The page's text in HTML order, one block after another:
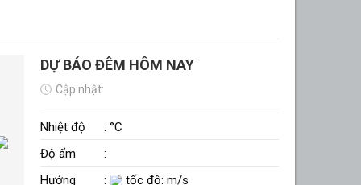
DỰ BÁO ĐÊM HÔM NAY
Cập nhật:
Nhiệt độ
: °C
Độ ẩm
:
Hướng
: tốc độ: m/s